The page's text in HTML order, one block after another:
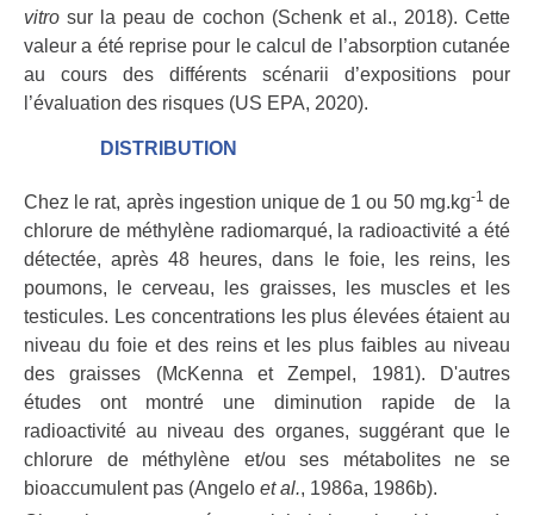
vitro sur la peau de cochon (Schenk et al., 2018). Cette
valeur a été reprise pour le calcul de l’absorption cutanée
au cours des différents scénarii d’expositions pour
l’évaluation des risques (US EPA, 2020).
DISTRIBUTION
Chez le rat, après ingestion unique de 1 ou 50 mg.kg-1 de
chlorure de méthylène radiomarqué, la radioactivité a été
détectée, après 48 heures, dans le foie, les reins, les
poumons, le cerveau, les graisses, les muscles et les
testicules. Les concentrations les plus élevées étaient au
niveau du foie et des reins et les plus faibles au niveau
des graisses (McKenna et Zempel, 1981). D'autres
études ont montré une diminution rapide de la
radioactivité au niveau des organes, suggérant que le
chlorure de méthylène et/ou ses métabolites ne se
bioaccumulent pas (Angelo et al., 1986a, 1986b).